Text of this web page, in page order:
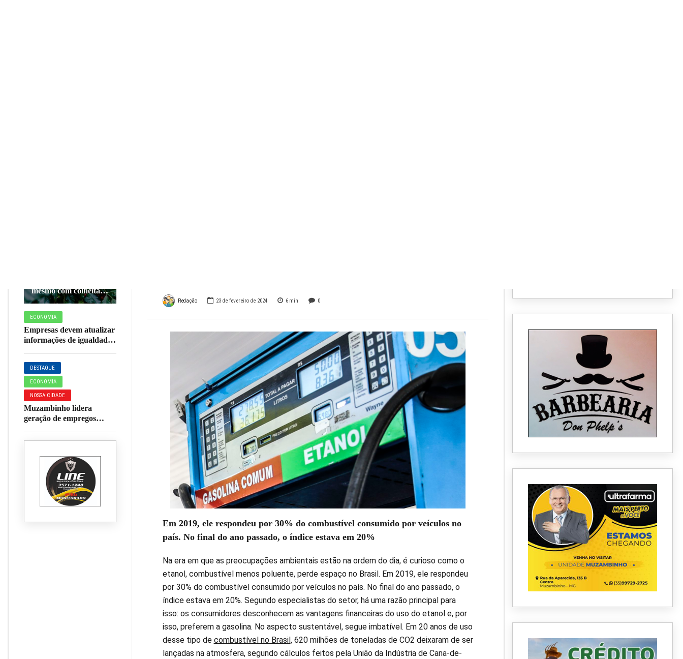
mesmo com colheita
em fase final
ECONOMIA
Empresas devem atualizar
informações de igualdade
mulheres até o fim do mês
DESTAQUE
ECONOMIA
NOSSA CIDADE
Muzambinho lidera
geração de empregos
da AMOG em junho
Redação 23 de fevereiro de 2024 6 min 0
Em 2019, ele respondeu por 30% do combustível consumido por veículos no
país. No final do ano passado, o índice estava em 20%
Na era em que as preocupações ambientais estão na ordem do dia, é curioso como o
etanol, combustível menos poluente, perde espaço no Brasil. Em 2019, ele respondeu
por 30% do combustível consumido por veículos no país. No final do ano passado, o
índice estava em 20%. Segundo especialistas do setor, há uma razão principal para
isso: os consumidores desconhecem as vantagens financeiras do uso do etanol e, por
isso, preferem a gasolina. No aspecto sustentável, segue imbatível. Em 20 anos de uso
desse tipo de combustível no Brasil , 620 milhões de toneladas de CO2 deixaram de ser
lançadas na atmosfera, segundo cálculos feitos pela União da Indústria de Cana-de-